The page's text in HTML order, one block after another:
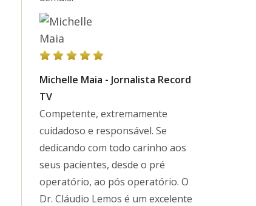
Michelle Maia - Jornalista Record
TV
Competente, extremamente
cuidadoso e responsável. Se
dedicando com todo carinho aos
seus pacientes, desde o pré
operatório, ao pós operatório. O
Dr. Cláudio Lemos é um excelente